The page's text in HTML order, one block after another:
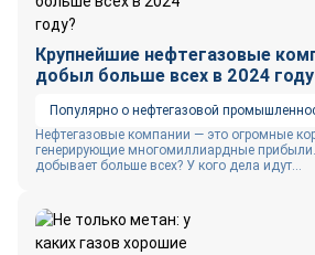
Крупнейшие нефтегазовые
добыл больше всех в 2024
Популярно о нефтегазовой
Нефтегазовые компании — это огромные
генерирующие многомиллиардные
добывает больше всех? У кого дела идут...